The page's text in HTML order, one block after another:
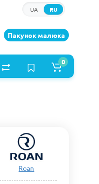
RU
UA
Пакунок малюка
0
Roan